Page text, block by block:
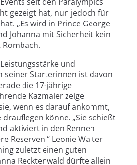
gezeigt hat, nun jedoch für
„Es wird in Prince George
Johanna mit Sicherheit kein
Rombach.
und
seiner Starterinnen ist davon
die 17-jährige
Kazmaier zeige
wenn es darauf ankommt,
könne. „Sie schießt
aktiviert in den Rennen
Reserven.“ Leonie Walter
zuletzt einen guten
Recktenwald dürfte allein